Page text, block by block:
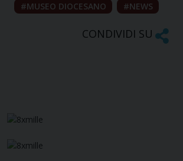
MUSEO DIOCESANO NEWS
CONDIVIDI SU